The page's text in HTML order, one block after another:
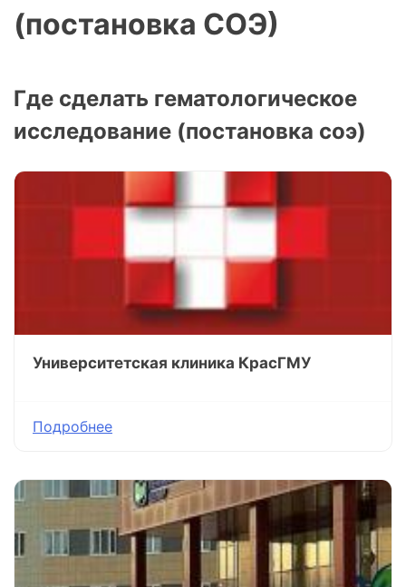
(постановка СОЭ)
Где сделать гематологическое
исследование (постановка соэ)
Университетская клиника КрасГМУ
Подробнее